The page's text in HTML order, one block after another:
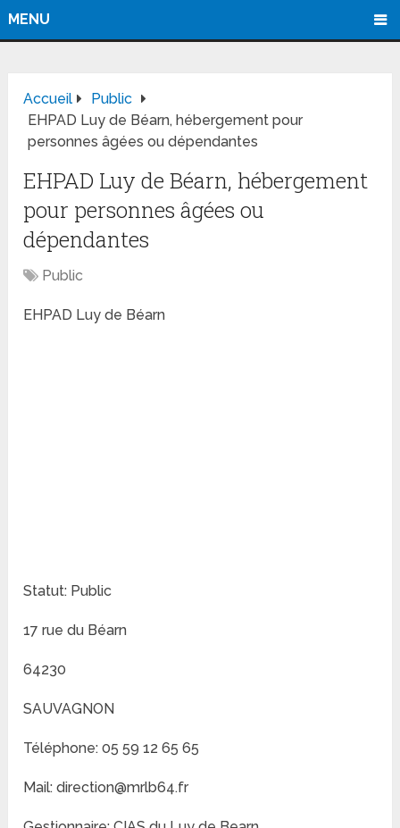
MENU
Accueil
Public
EHPAD Luy de Béarn, hébergement pour
personnes âgées ou dépendantes
EHPAD Luy de Béarn, hébergement
pour personnes âgées ou
dépendantes
Public
EHPAD Luy de Béarn
Statut: Public
17 rue du Béarn
64230
SAUVAGNON
Téléphone: 05 59 12 65 65
Mail: direction@mrlb64.fr